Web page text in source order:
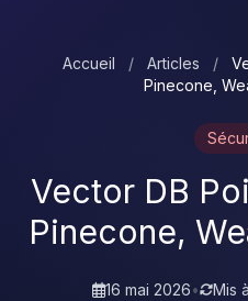
Accueil / Articles /
Pinecone,
Vector DB
Pinecone,
16 mai 2026• Mis